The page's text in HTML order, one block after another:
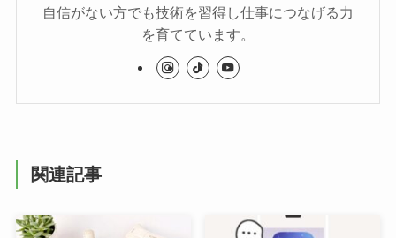
自信がない方でも技術を習得し仕事につなげる力
を育てています。
関連記事